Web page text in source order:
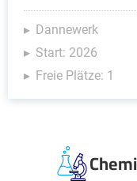
Dannewerk
Start: 2026
Freie Plätze: 1